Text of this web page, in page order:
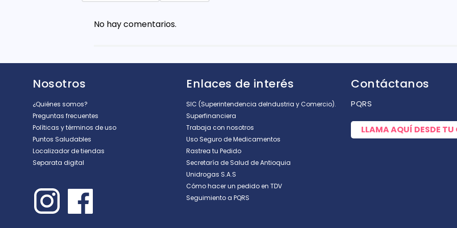
Título
Escribe un comentario
No hay comentarios.
Nosotros
¿Quiénes somos?
Preguntas frecuentes
Políticas y términos de uso
Puntos Saludables
Localizador de tiendas
Separata digital
Enlaces de interés
SIC (Superintendencia deIndustria y Comercio).
Superfinanciera
Trabaja con nosotros
Uso Seguro de Medicamentos
Rastrea tu Pedido
Secretaría de Salud de Antioquia
Unidrogas S.A.S
Cómo hacer un pedido en TDV
Seguimiento a PQRS
Contáctanos
PQRS
LLAMA AQUÍ DESDE